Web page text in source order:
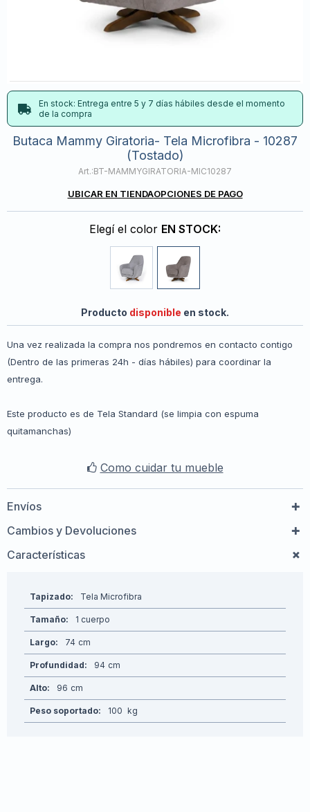
En stock: Entrega entre 5 y 7 días hábiles desde el momento
de la compra
Butaca Mammy Giratoria- Tela Microfibra - 10287
(Tostado)
BT-MAMMYGIRATORIA-MIC10287
UBICAR EN TIENDAOPCIONES DE PAGO
Elegí el color EN STOCK:
Producto disponible en stock.
Una vez realizada la compra nos pondremos en contacto contigo
(Dentro de las primeras 24h - días hábiles) para coordinar la
entrega.
Este producto es de Tela Standard (se limpia con espuma
quitamanchas)
Como cuidar tu mueble
Envíos
Cambios y Devoluciones
Características
Tapizado Tela Microfibra
Tamaño 1 cuerpo
Largo 74
Profundidad 94
Alto 96
Peso soportado 100